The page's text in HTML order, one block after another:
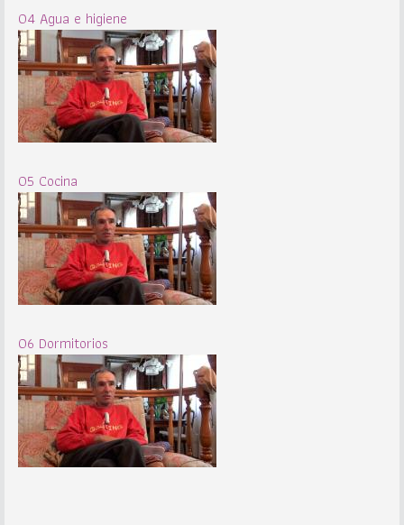
04 Agua e higiene
05 Cocina
06 Dormitorios